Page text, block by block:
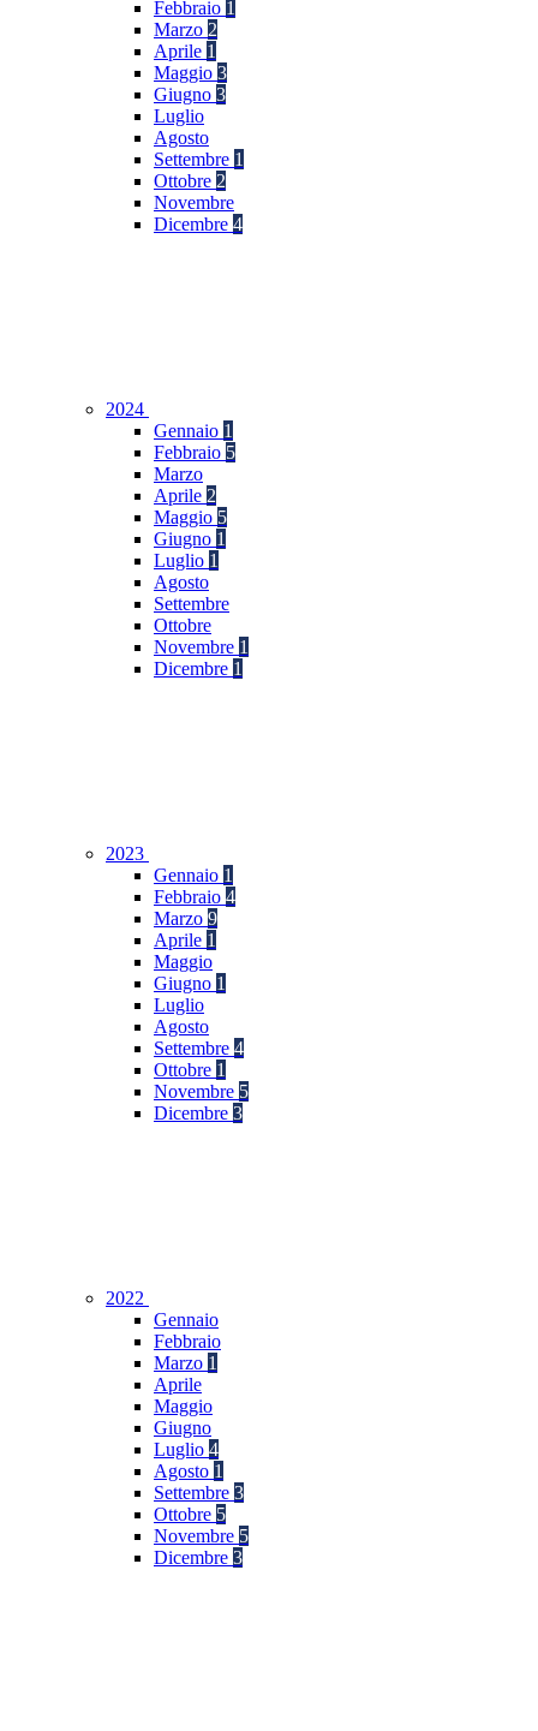
Febbraio 1
Marzo 2
Aprile 1
Maggio 3
Giugno 3
Luglio
Agosto
Settembre 1
Ottobre 2
Novembre
Dicembre 4
2024
Gennaio 1
Febbraio 5
Marzo
Aprile 2
Maggio 5
Giugno 1
Luglio 1
Agosto
Settembre
Ottobre
Novembre 1
Dicembre 1
2023
Gennaio 1
Febbraio 4
Marzo 9
Aprile 1
Maggio
Giugno 1
Luglio
Agosto
Settembre 4
Ottobre 1
Novembre 5
Dicembre 3
2022
Gennaio
Febbraio
Marzo 1
Aprile
Maggio
Giugno
Luglio 4
Agosto 1
Settembre 3
Ottobre 5
Novembre 5
Dicembre 3